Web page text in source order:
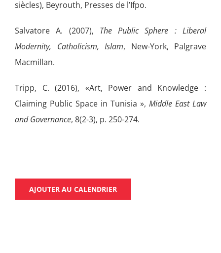
siècles), Beyrouth, Presses de l’Ifpo.
Salvatore A. (2007), The Public Sphere : Liberal
Modernity, Catholicism, Islam, New-York, Palgrave
Macmillan.
Tripp, C. (2016), «Art, Power and Knowledge :
Claiming Public Space in Tunisia », Middle East Law
and Governance, 8(2-3), p. 250-274.
AJOUTER AU CALENDRIER